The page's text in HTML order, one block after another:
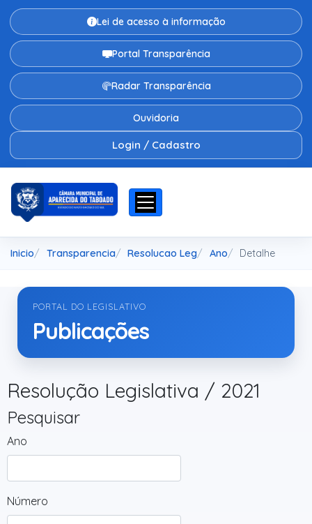
Lei de acesso à informação
Portal Transparência
Radar Transparência
Ouvidoria
Login / Cadastro
Inicio Transparencia Resolucao Leg Ano Detalhe
PORTAL DO LEGISLATIVO
Publicações
Resolução Legislativa / 2021
Pesquisar
Ano
Número